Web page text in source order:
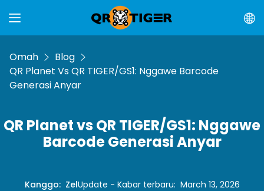
Omah
Blog
QR Planet Vs QR TIGER/GS1: Nggawe Barcode
Generasi Anyar
QR Planet vs QR TIGER/GS1: Nggawe
Barcode Generasi Anyar
Kanggo: ZelUpdate - Kabar terbaru: March 13, 2026